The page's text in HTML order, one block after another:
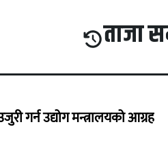
ताजा
गर्न उद्योग मन्त्रालयको आग्रह